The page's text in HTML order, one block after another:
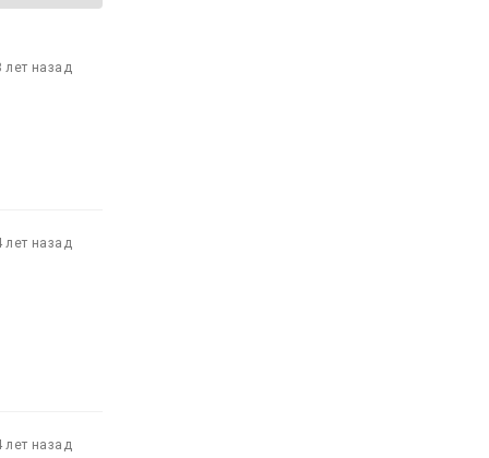
лет назад
лет назад
лет назад